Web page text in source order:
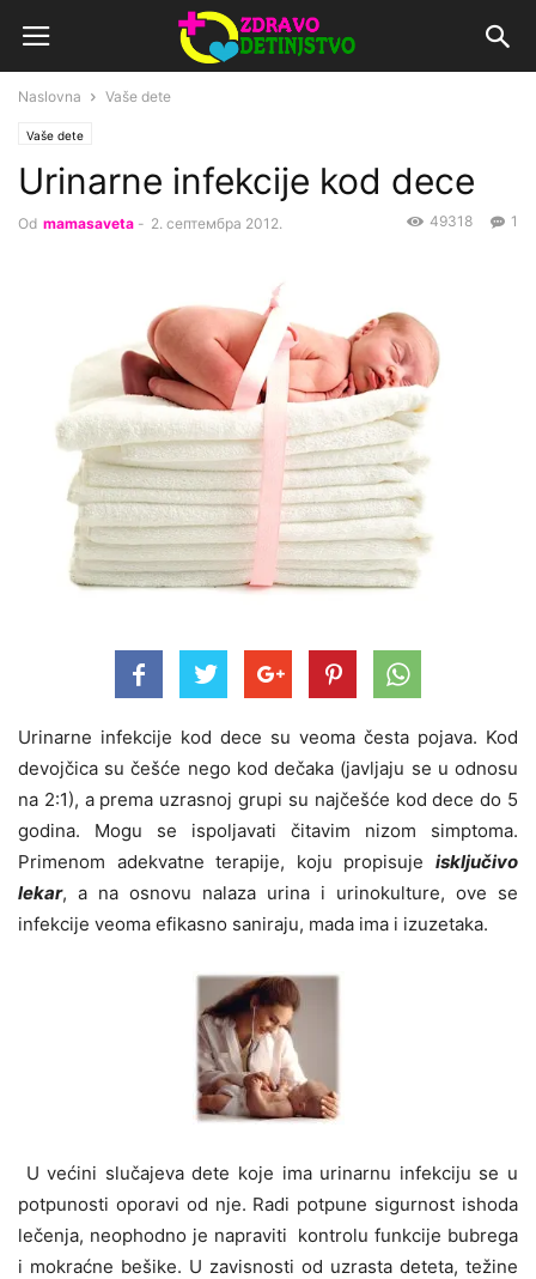
Naslovna Vaše dete
Vaše dete
Urinarne infekcije kod dece
Od mamasaveta - 2. септембра 2012. 1
49318
Urinarne infekcije kod dece su veoma česta pojava. Kod
devojčica su češće nego kod dečaka (javljaju se u odnosu
na 2:1), a prema uzrasnoj grupi su najčešće kod dece do 5
godina. Mogu se ispoljavati čitavim nizom simptoma.
Primenom adekvatne terapije, koju propisuje isključivo
lekar, a na osnovu nalaza urina i urinokulture, ove se
infekcije veoma efikasno saniraju, mada ima i izuzetaka.
U većini slučajeva dete koje ima urinarnu infekciju se u
potpunosti oporavi od nje. Radi potpune sigurnost ishoda
lečenja, neophodno je napraviti kontrolu funkcije bubrega
i mokraćne bešike. U zavisnosti od uzrasta deteta, težine